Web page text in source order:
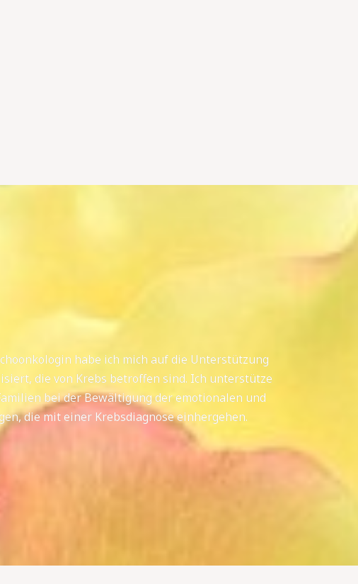
habe ich mich auf die Unterstützung
die von Krebs betroffen sind. Ich unterstütze
bei der Bewältigung der emotionalen und
die mit einer Krebsdiagnose einhergehen.